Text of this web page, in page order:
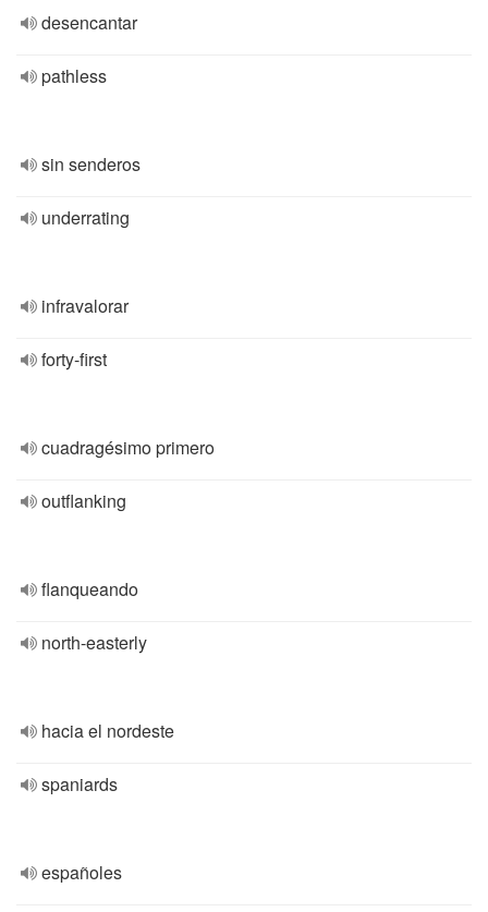
desencantar
pathless
sin senderos
underrating
infravalorar
forty-first
cuadragésimo primero
outflanking
flanqueando
north-easterly
hacia el nordeste
spaniards
españoles